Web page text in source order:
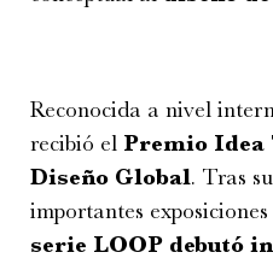
Reconocida a nivel
recibió el Premio Idea
Diseño Global. Tras
importantes
serie LOOP debutó